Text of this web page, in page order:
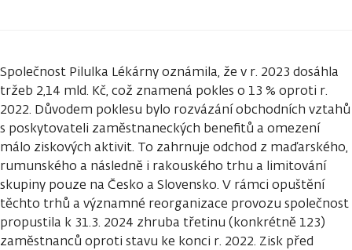
Společnost Pilulka Lékárny oznámila, že v r. 2023 dosáhla
tržeb 2,14 mld. Kč, což znamená pokles o 13 % oproti r.
2022. Důvodem poklesu bylo rozvázání obchodních vztahů
s poskytovateli zaměstnaneckých benefitů a omezení
málo ziskových aktivit. To zahrnuje odchod z maďarského,
rumunského a následně i rakouského trhu a limitování
skupiny pouze na Česko a Slovensko. V rámci opuštění
těchto trhů a významné reorganizace provozu společnost
propustila k 31.3. 2024 zhruba třetinu (konkrétně 123)
zaměstnanců oproti stavu ke konci r. 2022. Zisk před